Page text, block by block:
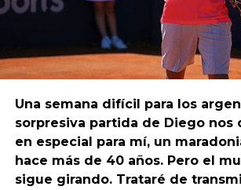
Una semana difícil para los
sorpresiva partida de Diego nos
en especial para mí, un
hace más de 40 años. Pero el
sigue girando. Trataré de